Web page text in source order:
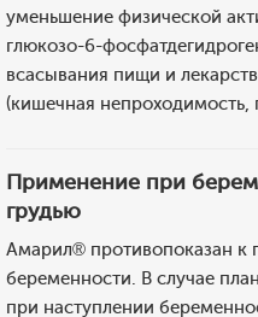
уменьшение физической
глюкозо-6-
всасывания пищи и
(кишечная непроходимость,
Применение при
грудью
Амарил® противопоказан к
беременности. В случае
при наступлении